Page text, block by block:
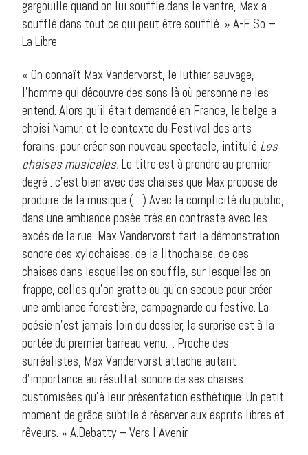
gargouille quand on lui souffle dans le ventre, Max a
soufflé dans tout ce qui peut être soufflé. » A-F So –
La Libre
« On connaît Max Vandervorst, le luthier sauvage,
l’homme qui découvre des sons là où personne ne les
entend. Alors qu’il était demandé en France, le belge a
choisi Namur, et le contexte du Festival des arts
forains, pour créer son nouveau spectacle, intitulé Les
chaises musicales. Le titre est à prendre au premier
degré : c’est bien avec des chaises que Max propose de
produire de la musique (…) Avec la complicité du public,
dans une ambiance posée très en contraste avec les
excès de la rue, Max Vandervorst fait la démonstration
sonore des xylochaises, de la lithochaise, de ces
chaises dans lesquelles on souffle, sur lesquelles on
frappe, celles qu’on gratte ou qu’on secoue pour créer
une ambiance forestière, campagnarde ou festive. La
poésie n’est jamais loin du dossier, la surprise est à la
portée du premier barreau venu… Proche des
surréalistes, Max Vandervorst attache autant
d’importance au résultat sonore de ses chaises
customisées qu’à leur présentation esthétique. Un petit
moment de grâce subtile à réserver aux esprits libres et
rêveurs. » A.Debatty – Vers l’Avenir